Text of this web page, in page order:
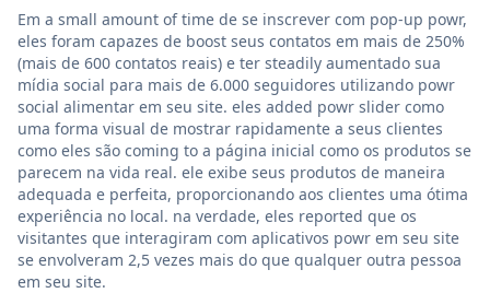
Em a small amount of time de se inscrever com pop-up powr,
eles foram capazes de boost seus contatos em mais de 250%
(mais de 600 contatos reais) e ter steadily aumentado sua
mídia social para mais de 6.000 seguidores utilizando powr
social alimentar em seu site. eles added powr slider como
uma forma visual de mostrar rapidamente a seus clientes
como eles são coming to a página inicial como os produtos se
parecem na vida real. ele exibe seus produtos de maneira
adequada e perfeita, proporcionando aos clientes uma ótima
experiência no local. na verdade, eles reported que os
visitantes que interagiram com aplicativos powr em seu site
se envolveram 2,5 vezes mais do que qualquer outra pessoa
em seu site.